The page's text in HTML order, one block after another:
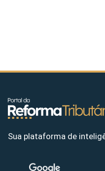
Sua plataforma de